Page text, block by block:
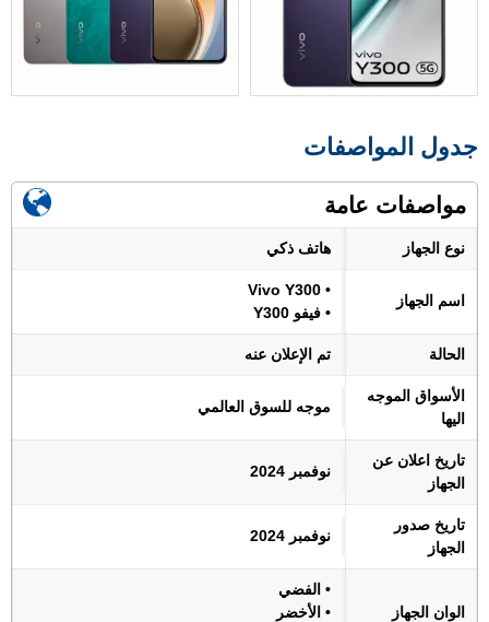
جدول المواصفات
مواصفات عامة
نوع الجهاز هاتف ذكي
اسم الجهاز
• Vivo Y300
• فيفو Y300
الحالة تم الإعلان عنه
الأسواق الموجه
اليها
موجه للسوق العالمي
تاريخ اعلان عن
الجهاز
نوفمبر 2024
تاريخ صدور
الجهاز
نوفمبر 2024
الوان الجهاز
• الفضي
• الأخضر